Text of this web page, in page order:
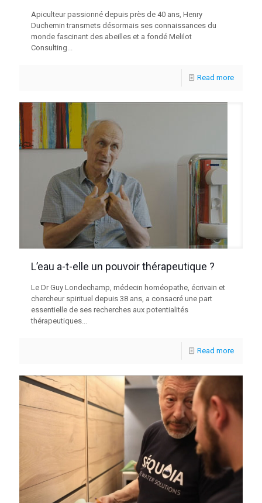
Apiculteur passionné depuis près de 40 ans, Henry
Duchemin transmets désormais ses connaissances du
monde fascinant des abeilles et a fondé Melilot
Consulting...
Read more
L’eau a-t-elle un pouvoir thérapeutique ?
Le Dr Guy Londechamp, médecin homéopathe, écrivain et
chercheur spirituel depuis 38 ans, a consacré une part
essentielle de ses recherches aux potentialités
thérapeutiques...
Read more